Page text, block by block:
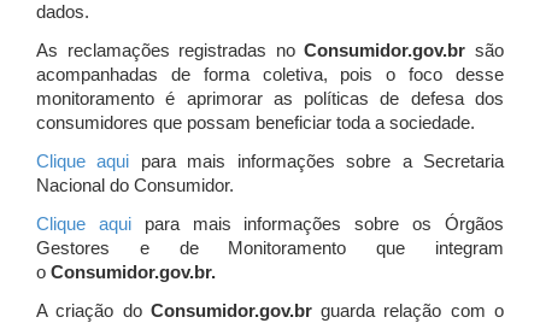
dados.
As reclamações registradas noConsumidor.gov.br são
acompanhadas de forma coletiva, pois o foco desse
monitoramento é aprimorar as políticas de defesa dos
consumidores que possam beneficiar toda a sociedade.
Clique aqui para mais informações sobre a Secretaria
Nacional do Consumidor.
Clique aquipara mais informações sobre os Órgãos
Gestores e de Monitoramento que integram
o Consumidor.gov.br.
A criação do Consumidor.gov.brguarda relação com o